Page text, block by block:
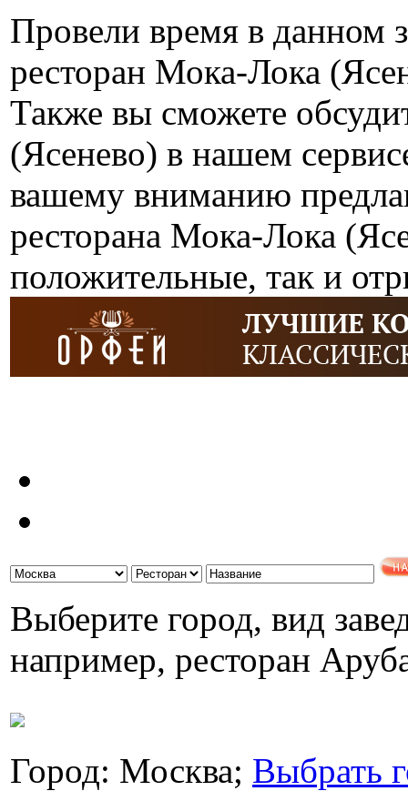
Провели время в данном
ресторан Мока-Лока
Также вы сможете
(Ясенево) в нашем
вашему вниманию
ресторана Мока-Лока
положительные, так и
Выберите город, вид
например, ресторан
Город: Москва; Выбрать